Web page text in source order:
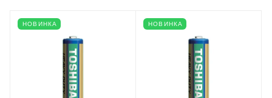
НОВИНКА НОВИНКА